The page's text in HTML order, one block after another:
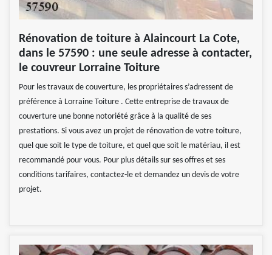
Rénovation de toiture à Alaincourt La Cote,
dans le 57590 : une seule adresse à contacter,
le couvreur Lorraine Toiture
Pour les travaux de couverture, les propriétaires s’adressent de
préférence à Lorraine Toiture . Cette entreprise de travaux de
couverture une bonne notoriété grâce à la qualité de ses
prestations. Si vous avez un projet de rénovation de votre toiture,
quel que soit le type de toiture, et quel que soit le matériau, il est
recommandé pour vous. Pour plus détails sur ses offres et ses
conditions tarifaires, contactez-le et demandez un devis de votre
projet.